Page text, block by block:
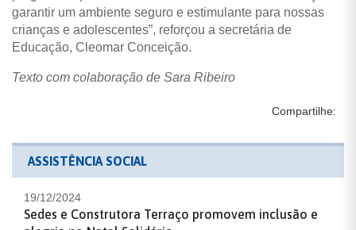
garantir um ambiente seguro e estimulante para nossas
crianças e adolescentes”, reforçou a secretária de
Educação, Cleomar Conceição.
Texto com colaboração de Sara Ribeiro
Compartilhe:
ASSISTÊNCIA SOCIAL
19/12/2024
Sedes e Construtora Terraço promovem inclusão e